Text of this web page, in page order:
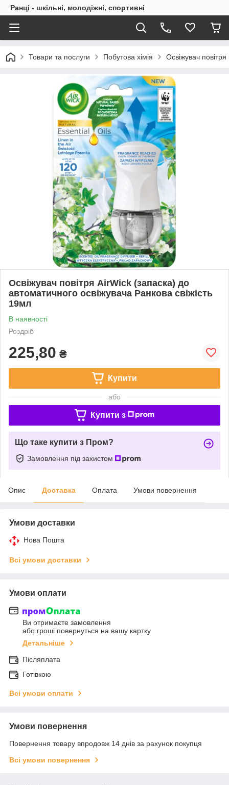
Ранці - шкільні, молодіжні, спортивні
Товари та послуги Побутова хімія Освіжувач повітря
Освіжувач повітря AirWick (запаска) до
автоматичного освіжувача Ранкова свіжість
19мл
В наявності
Роздріб
225,80 ₴
Купити
або
Купити з
Що таке купити з Пром?
Замовлення під захистом
Опис Доставка Оплата Умови повернення
Умови доставки
Нова Пошта
Всі умови доставки
Умови оплати
Ви отримаєте замовлення
або гроші повернуться на вашу картку
Детальніше
Післяплата
Готівкою
Всі умови оплати
Умови повернення
Повернення товару впродовж 14 днів за рахунок покупця
Всі умови повернення